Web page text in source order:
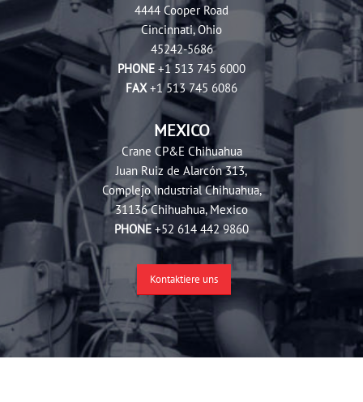
4444 Cooper Road
Cincinnati, Ohio
45242-5686
PHONE +1 513 745 6000
FAX+1 513 745 6086
MEXICO
Crane CP&E Chihuahua
Juan Ruiz de Alarcón 313,
Complejo Industrial Chihuahua,
31136 Chihuahua, Mexico
PHONE+52 614 442 9860
Kontaktiere uns